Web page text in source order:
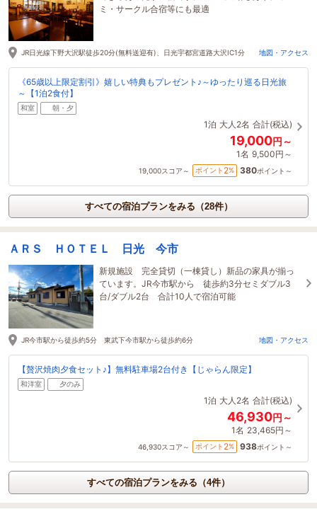
ミ・サークル合宿等にも最適
JR日光線下野大沢駅徒歩20分(無料送迎有)、日光宇都宮道路大沢IC1分 地図・アクセス
《65歳以上限定割引》嬉しい特典もプレゼント♪～ゆったり巡る日光旅
～【1泊2食付】
和室 朝・夕
1泊 大人2名 合計(税込)
19,000円～
1名 9,500円～
19,000スコア～ ポイント 2% 380ポイント～
すべての宿泊プランをみる（28件）
ＡＲＳ ＨＯＴＥＬ 日光 今市
新規施設 完全貸切（一棟貸し）新品の家具が揃っ
ています。JR今市駅から 徒歩約3分セミダブル3
台/ダブル2台 合計10人で宿泊可能
JR今市駅から徒歩約5分 東武下今市駅から徒歩約6分 地図・アクセス
【贅沢焼肉夕食セット♪】無料駐車場2台付き【じゃらん限定】
和洋室 夕のみ
1泊 大人2名 合計(税込)
46,930円～
1名 23,465円～
46,930スコア～ ポイント 2% 938ポイント～
すべての宿泊プランをみる（4件）